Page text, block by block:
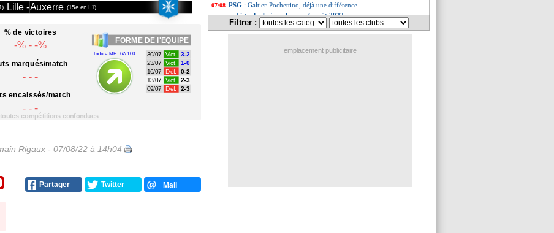
Lille -Auxerre (15e en L1)
% de victoires
-% --%
marqués/match
- --
encaissés/match
- --
FORME DE l'EQUIPE
Indice MF: 62/100 30/07 Vict.
3-2
23/07
Vict. 1-0
16/07 Déf. 0-2
13/07 Vict.
2-3
09/07
Déf. 2-3
compétitions confondues
Rigaux - 07/08/22 à 14h04
Partager Twitter Mail
07/08 PSG : Galtier-Pochettino, déjà une différence
... Liste des brèves du sam. 6 août 2022
Liste des brèves du ven. 5 août 2022
Filtrer :
emplacement publicitaire